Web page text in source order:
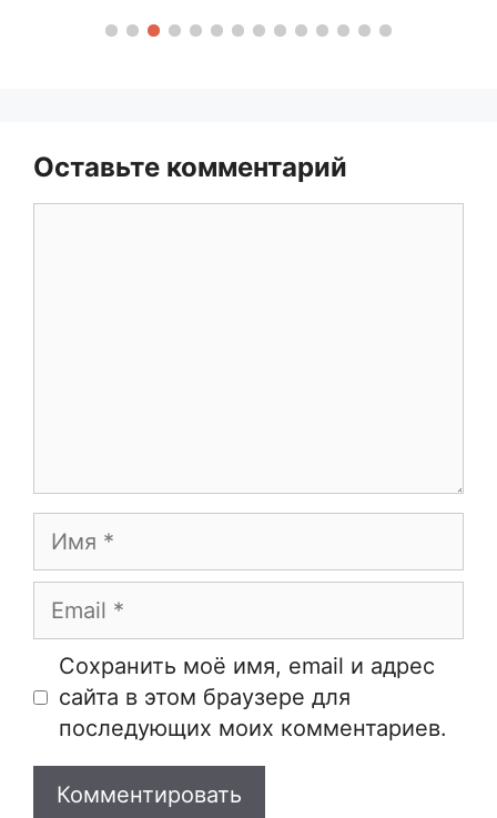
Оставьте комментарий
Имя
Email
Сайт
Сохранить моё имя, email и адрес
сайта в этом браузере для
последующих моих комментариев.